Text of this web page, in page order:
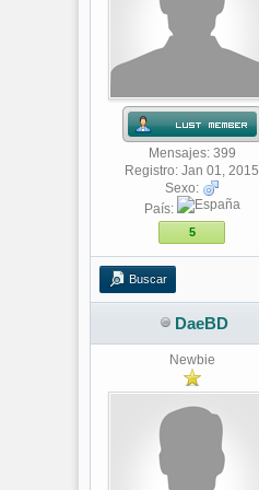
Mensajes: 399
Registro: Jan 01, 2015
Sexo:
País:
5
Buscar
DaeBD
Newbie